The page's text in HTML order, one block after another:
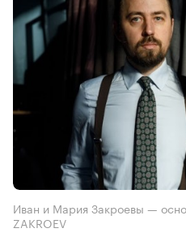
Иван и Мария Закроевы —
ZAKROEV